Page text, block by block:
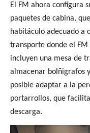
El FM ahora configura
paquetes de cabina,
habitáculo adecuado a
transporte donde el FM
incluyen una mesa de
almacenar bolñigrafos
posible adaptar a la
portarrollos, que
descarga.